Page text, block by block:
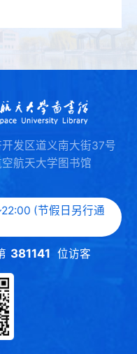
发区道义南大街37号
航天大学图书馆
(节假日另行通
381141 位访客